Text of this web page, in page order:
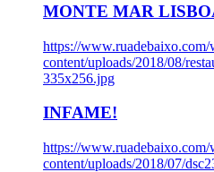
MONTE MAR
https://www.ruadebaixo.com/
content/uploads/2018/08/
335x256.jpg
INFAME!
https://www.ruadebaixo.com/
content/uploads/2018/07/